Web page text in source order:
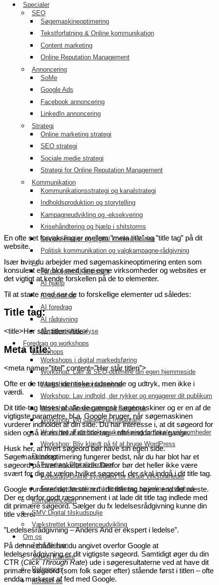
Specialer
SEO
Søgemaskineoptimering
Tekstforfatning & Online kommunikation
Content marketing
Online Reputation Management
Annoncering
SoMe
Google Ads
Facebook annoncering
LinkedIn annoncering
Strategi
Online marketing strategi
SEO strategi
Sociale medie strategi
Strategi for Online Reputation Management
Kommunikation
Kommunikationsstrategi og kanalstrategi
Indholdsproduktion og storytelling
Kampagneudvikling og -eksekvering
Krisehåndtering og hjælp i shitstorms
Sociale medier og digital kommunikation
Politisk kommunikation og valgkampagne-rådgivning
AI
Få din egen AI-assistent
AI hjælp
AI workshop
AI foredrag
AI rådgivning
AI potentialeanalyse
Foredrag og workshops
Workshops
Workshops i digital markedsføring
Workshop: Lær at SEO-optimere din egen hjemmeside
Workshop i søgeordsanalyse
Workshop: Lav indhold, der rykker og engagerer dit publikum
Workshop: Annoncering på Facebook
Workshop: Øg salget via Instagram
Workshop: Facebook-markedsføring for lokale virksomheder
Workshop: Bliv klædt på til at bruge WordPress
Foredrag
Foredrag: Digitale fodspor
Foredrag: Online synlighed for lokale virksomheder
Foredrag om online markedsføring og online synlighed
Kompetenceløft
SMV:Digital tilskudspulje
Vækstrettet kompetenceudvikling
Om os
John Nielsen
Job og Karriere
Referencer
Kontakt os
En ofte set forveksling er mellem ”meta title” og ”title tag” på dit
website.
Især hvis du arbejder med søgemaskineoptimering enten som
konsulent eller blot med dine egne virksomheder og websites er
det vigtigt at kende forskellen på de to elementer.
Til at starte med ser de to forskellige elementer ud således:
Title tag:
<title>Her står titlen</title>
Meta title:
<meta name=”titel” content=”Her står titlen”>
Ofte er de to tags identiske i udseende og udtryk, men ikke i
værdi.
Dit title-tag læses af alle de gængse søgemaskiner og er en af de
vigtigste parametre, bl.a. Google bruger, når søgemaskinen
vurderer indholdet af din side. Du har interesse i, at dit søgeord for
siden også er en del af dit title tag – ofte endda flere gange.
Husk her, at hvert søgeord bør have sin egen side.
Søgemaskineoptimering fungerer bedst, når du har blot har et
søgeord på hver enkelte side. Derfor bør det heller ikke være
svært for dig at vælge hvilket søgeord, der skal indgå i dit title tag.
Google vurderer det første ord i dit title tag højere end det næste.
Der er derfor godt ræsonnement i at lade dit title tag indlede med
dit primære søgeord. Sælger du fx ledelsesrådgivning kunne din
title være:
”Ledelsesrådgivning – Anders And er ekspert i ledelse”.
På denne måde har du angivet overfor Google at
ledelsesrådgivning er dit vigtigste søgeord. Samtidigt øger du din
CTR (Click Through Rate) ude i søgeresultaterne ved at have dit
primære søgeord (som folk søger efter) stående først i titlen – ofte
endda markeret af fed med Google.